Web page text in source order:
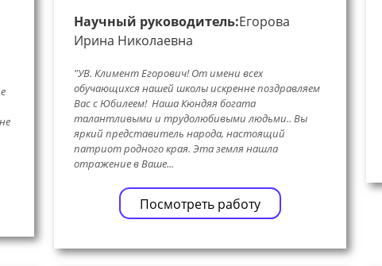
Научный руководитель:Егорова
Ирина Николаевна
"УВ. Климент Егорович! От имени всех
обучающихся нашей школы искренне поздравляем
Вас с Юбилеем! Наша Кюндяя богата
талантливыми и трудолюбивыми людьми.. Вы
яркий представитель народа, настоящий
патриот родного края. Эта земля нашла
отражение в Ваше...
Посмотреть работу